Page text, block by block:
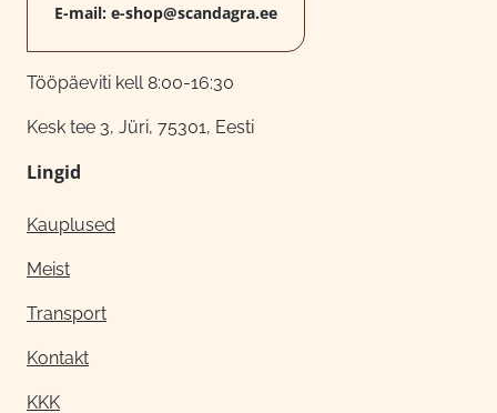
E-mail: e-shop@scandagra.ee
Tööpäeviti kell 8:00-16:30
Kesk tee 3, Jüri, 75301, Eesti
Lingid
Kauplused
Meist
Transport
Kontakt
KKK